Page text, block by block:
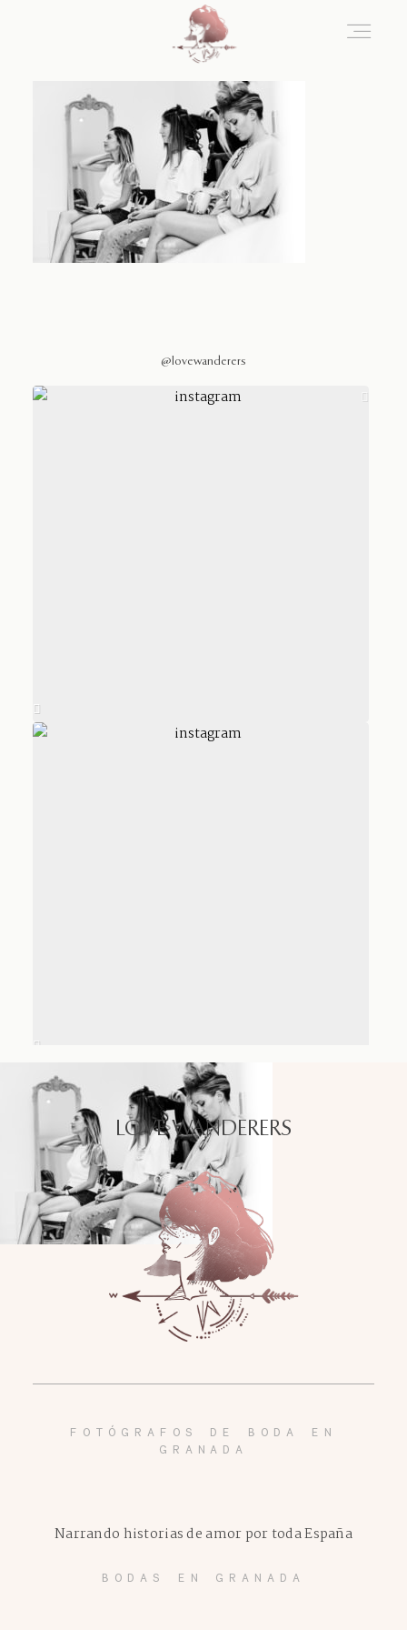
@lovewanderers
LOVE WANDERERS
FOTÓGRAFOS DE BODA EN
GRANADA
BODAS EN GRANADA
Narrando historias de amor por toda España
Home
Blog
Sobre Nosotros